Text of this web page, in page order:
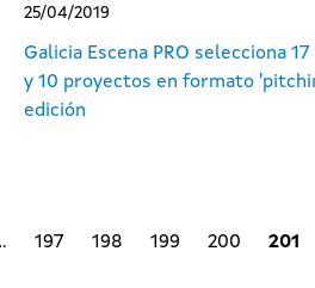
25/04/2019
Galicia Escena PRO selecciona
y 10 proyectos en formato
edición
Paginación
anterior
197 198 199 200 201